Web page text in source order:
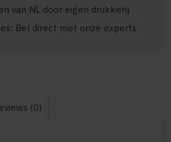
van NL door eigen drukkerij
Bel direct met onze experts
(0)